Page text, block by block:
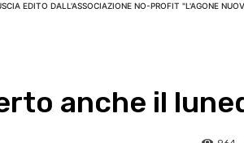
EDITO DALL'ASSOCIAZIONE NO-PROFIT "L'AGONE
anche il